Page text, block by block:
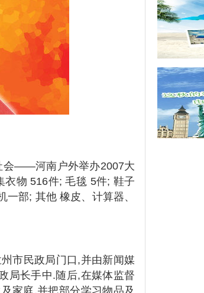
会——河南户外举办2007大
衣物 516件; 毛毯 5件; 鞋子
部; 其他 橡皮、计算器、
市民政局门口,并由新闻媒
局长手中.随后,在媒体监督